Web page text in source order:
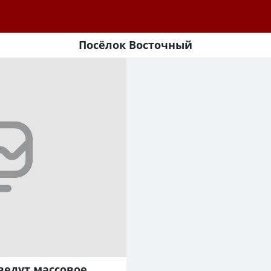
Посёлок Восточный